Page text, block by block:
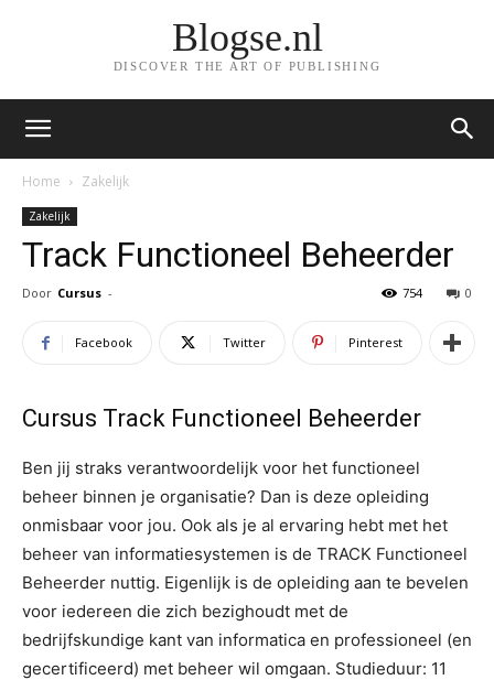
Blogse.nl
DISCOVER THE ART OF PUBLISHING
Home Zakelijk
Zakelijk
Track Functioneel Beheerder
Door Cursus - 0
754
Facebook Twitter Pinterest
Cursus Track Functioneel Beheerder
Ben jij straks verantwoordelijk voor het functioneel
beheer binnen je organisatie? Dan is deze opleiding
onmisbaar voor jou. Ook als je al ervaring hebt met het
beheer van informatiesystemen is de TRACK Functioneel
Beheerder nuttig. Eigenlijk is de opleiding aan te bevelen
voor iedereen die zich bezighoudt met de
bedrijfskundige kant van informatica en professioneel (en
gecertificeerd) met beheer wil omgaan. Studieduur: 11